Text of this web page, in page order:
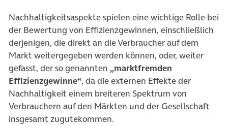
Nachhaltigkeitsaspekte spielen eine wichtige Rolle bei
der Bewertung von Effizienzgewinnen, einschließlich
derjenigen, die direkt an die Verbraucher auf dem
Markt weitergegeben werden können, oder, weiter
gefasst, der so genannten „marktfremden
Effizienzgewinne“, da die externen Effekte der
Nachhaltigkeit einem breiteren Spektrum von
Verbrauchern auf den Märkten und der Gesellschaft
insgesamt zugutekommen.